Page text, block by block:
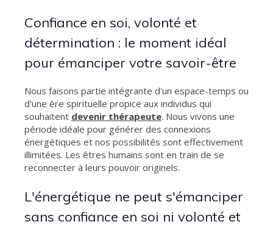
Confiance en soi, volonté et
détermination : le moment idéal
pour émanciper votre savoir-être
Nous faisons partie intégrante d'un espace-temps ou
d'une ère spirituelle propice aux individus qui
souhaitent devenir thérapeute. Nous vivons une
période idéale pour générer des connexions
énergétiques et nos possibilités sont effectivement
illimitées. Les êtres humains sont en train de se
reconnecter à leurs pouvoir originels.
L'énergétique ne peut s'émanciper
sans confiance en soi ni volonté et